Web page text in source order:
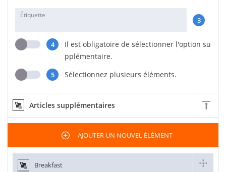
Étiquette
3
4
Il est obligatoire de sélectionner l'option su
pplémentaire.
5 Sélectionnez plusieurs éléments.
Articles supplémentaires
AJOUTER UN NOUVEL ÉLÉMENT
Breakfast